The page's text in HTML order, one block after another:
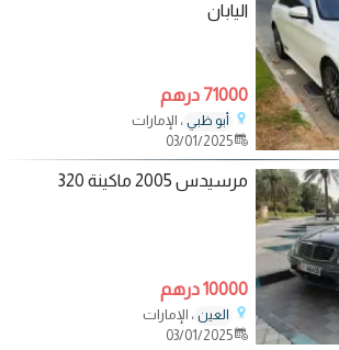
اليابان
71000 درهم
أبو ظبي ، الإمارات
03/01/2025
مرسيدس 2005 ماكينة 320
10000 درهم
العين ، الإمارات
03/01/2025